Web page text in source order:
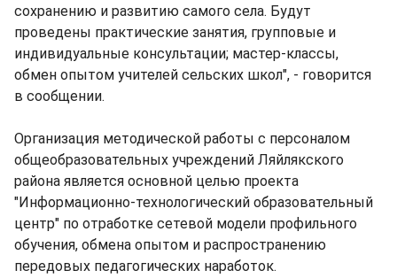
сохранению и развитию самого села. Будут
проведены практические занятия, групповые и
индивидуальные консультации; мастер-классы,
обмен опытом учителей сельских школ", - говорится
в сообщении.
Организация методической работы с персоналом
общеобразовательных учреждений Ляйлякского
района является основной целью проекта
"Информационно-технологический образовательный
центр" по отработке сетевой модели профильного
обучения, обмена опытом и распространению
передовых педагогических наработок.